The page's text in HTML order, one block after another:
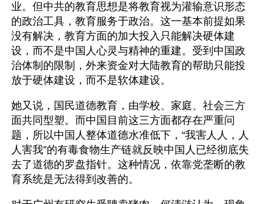
业。但中共的教育思想是将教育视为灌输意识形态
的政治工具，教育服务于政治。这一基本前提如果
没有解决，教育方面的加大投入只能解决硬体建
设，而不是中国人心灵与精神的重建。受到中国政
治体制的限制，外来资金对大陆教育的帮助只能投
放于硬体建设，而不是软体建设。
她又说，国民道德教育，由学校、家庭、社会三方
面共同型塑。而中国目前这三方面都存在严重问
题，所以中国人整体道德水准低下，“我害人人，人
人害我”的有毒食物生产链就反映中国人已经彻底失
去了道德的罗盘指针。这种情况，依靠党垄断的教
育系统是无法得到改善的。